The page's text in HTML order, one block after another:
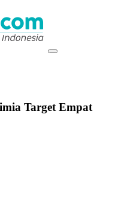
Target Empat